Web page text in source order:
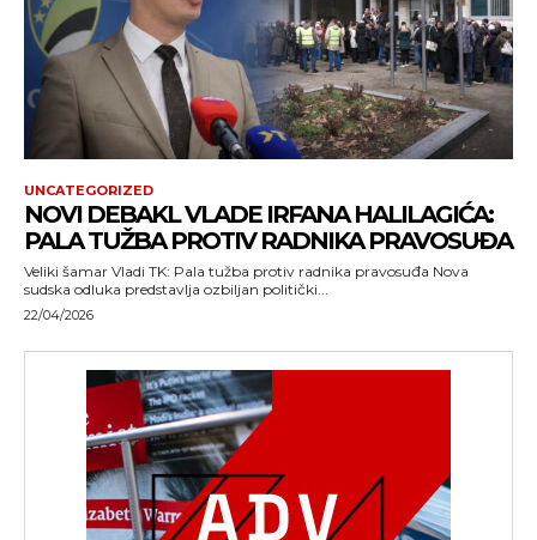
UNCATEGORIZED
NOVI DEBAKL VLADE IRFANA HALILAGIĆA:
PALA TUŽBA PROTIV RADNIKA PRAVOSUĐA
Veliki šamar Vladi TK: Pala tužba protiv radnika pravosuđa Nova
sudska odluka predstavlja ozbiljan politički...
22/04/2026